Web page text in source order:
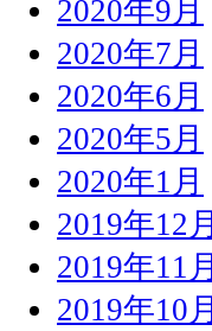
2020年9月
2020年7月
2020年6月
2020年5月
2020年1月
2019年12月
2019年11月
2019年10月